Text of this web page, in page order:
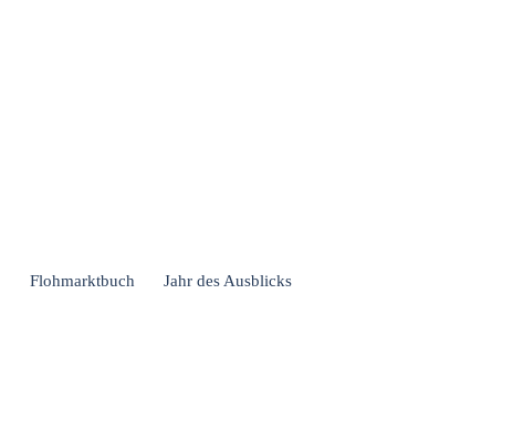
Flohmarktbuch
Jahr des Ausblicks